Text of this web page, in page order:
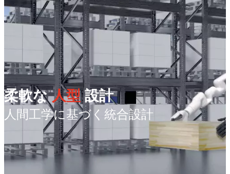
柔軟な人型設計
人間工学に基づく統合設計